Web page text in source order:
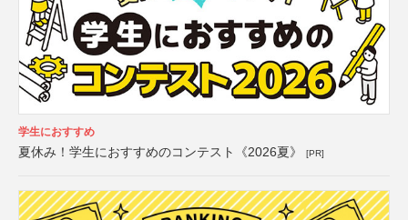
学生におすすめ
夏休み！学生におすすめのコンテスト《2026夏》 [PR]